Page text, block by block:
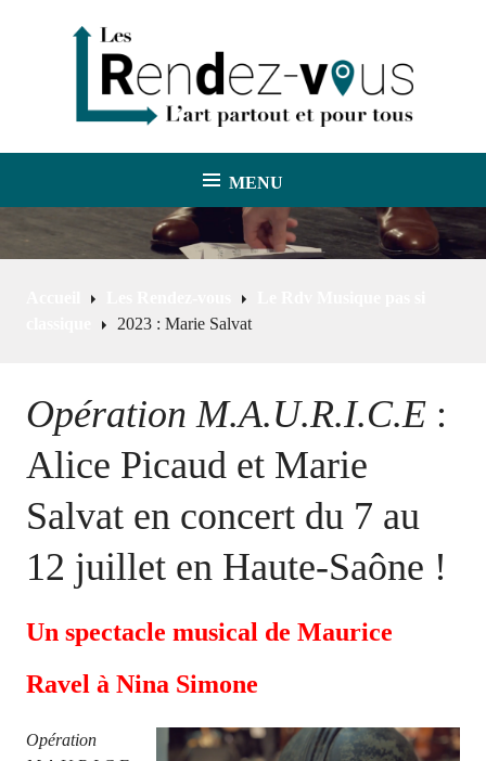
Les Rendez-vous
MENU
2023 : Marie Salvat
Opération M.A.U.R.I.C.E :
Alice Picaud et Marie
Salvat en concert du 7 au
12 juillet en Haute-Saône !
Un spectacle musical de Maurice
Ravel à Nina Simone
Opération